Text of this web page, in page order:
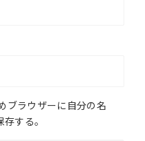
ブラウザーに自分の名
する。